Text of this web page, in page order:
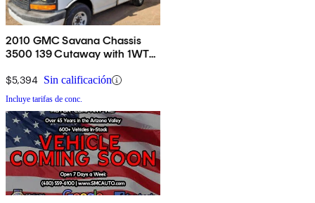
2010 GMC Savana Chassis
3500 139 Cutaway with 1WT
$5,394 Sin calificación
Incluye tarifas de conc.